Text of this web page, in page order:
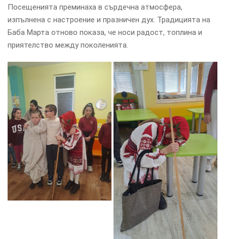
Посещенията преминаха в сърдечна атмосфера,
изпълнена с настроение и празничен дух. Традицията на
Баба Марта отново показа, че носи радост, топлина и
приятелство между поколенията.